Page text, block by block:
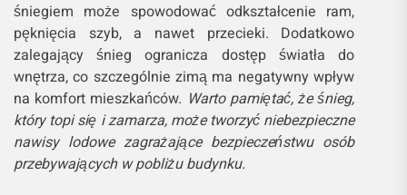
śniegiem może spowodować odkształcenie ram,
pęknięcia szyb, a nawet przecieki. Dodatkowo
zalegający śnieg ogranicza dostęp światła do
wnętrza, co szczególnie zimą ma negatywny wpływ
na komfort mieszkańców. Warto pamiętać, że śnieg,
który topi się i zamarza, może tworzyć niebezpieczne
nawisy lodowe zagrażające bezpieczeństwu osób
przebywających w pobliżu budynku.